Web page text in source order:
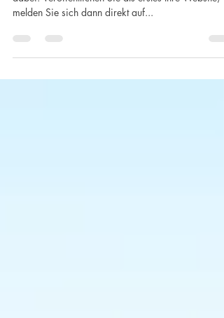
Verwalten Sie Ihren Blog wie ein Profi! Wir helfen
melden Sie sich dann direkt auf...